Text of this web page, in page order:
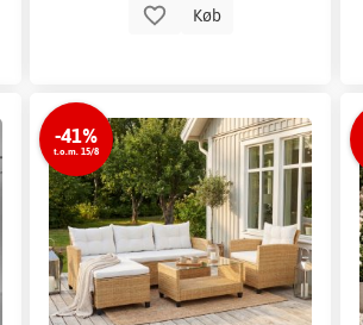
Køb
-41%
t.o.m. 15/8